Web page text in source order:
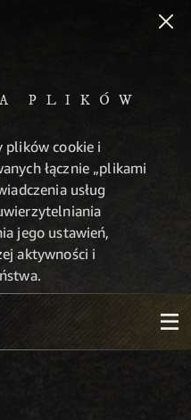
PLIKÓW
cookie i
łącznie „plikami
usług
jego ustawień,
aktywności i